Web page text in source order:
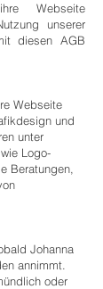
Webseite
unserer
diesen AGB
Webseite
und
unter
Logo-
Beratungen,
Johanna
annimmt.
oder